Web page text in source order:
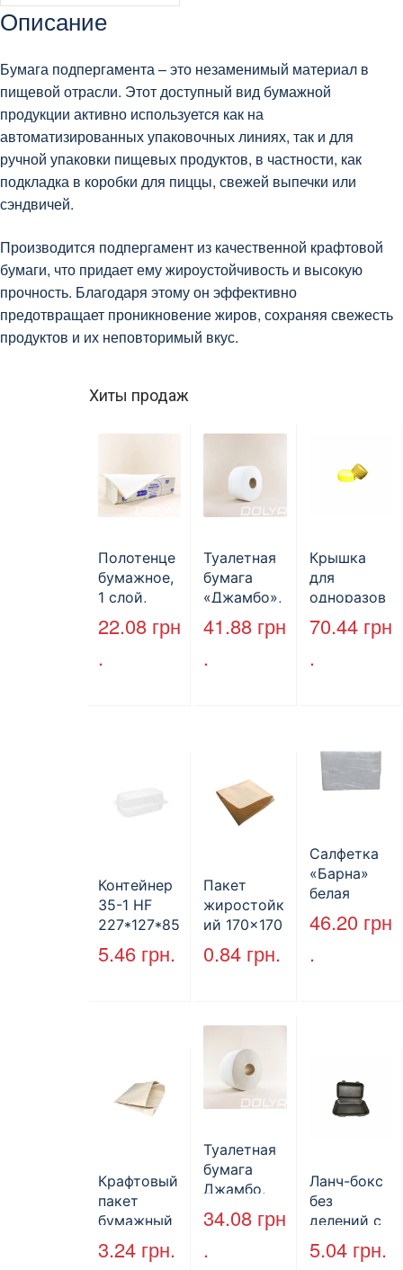
Описание
Бумага подпергамента – это незаменимый материал в
пищевой отрасли. Этот доступный вид бумажной
продукции активно используется как на
автоматизированных упаковочных линиях, так и для
ручной упаковки пищевых продуктов, в частности, как
подкладка в коробки для пиццы, свежей выпечки или
сэндвичей.
Производится подпергамент из качественной крафтовой
бумаги, что придает ему жироустойчивость и высокую
прочность. Благодаря этому он эффективно
предотвращает проникновение жиров, сохраняя свежесть
продуктов и их неповторимый вкус.
Хиты продаж
Полотенце
бумажное,
1 слой,
макулатура
, VV тип
22.08 грн
.
Туалетная
бумага
«Джамбо»,
B2B
Service,
41.88 грн
.
Крышка
для
одноразов
ой
бутылки,
70.44 грн
.
Контейнер
35-1 HF
227*127*85
мм
(1700мл)
5.46 грн.
Пакет
жиростойк
ий 170×170
мм, уголок,
коричневы
0.84 грн.
Салфетка
«Барна»
белая
PAPERO
500 шт (6/
46.20 грн
.
Крафтовый
пакет
бумажный
без ручек
170*140*50
3.24 грн.
Туалетная
бумага
Джамбо,
130 м.
34.08 грн
.
Ланч-бокс
без
делений с
крышкой
HP-10, 240
5.04 грн.